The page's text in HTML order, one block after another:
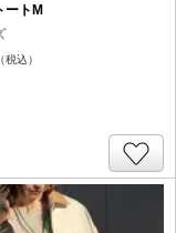
ートM
（税込）